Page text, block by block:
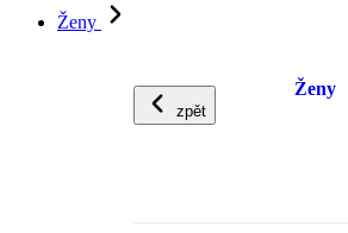
Ženy
zpět
Ženy